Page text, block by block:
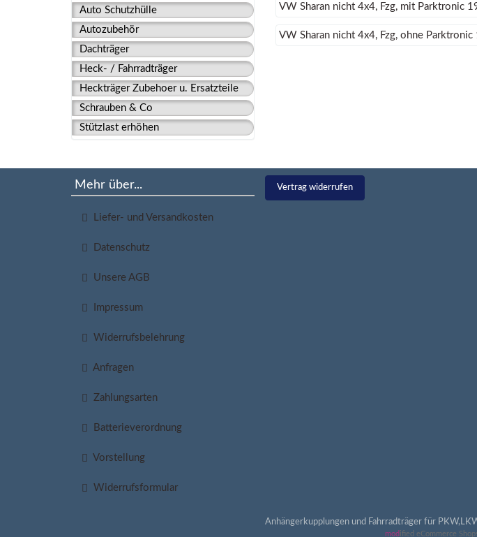
Auto Schutzhülle
Autozubehör
Dachträger
Heck- / Fahrradträger
Heckträger Zubehoer u. Ersatzteile
Schrauben & Co
Stützlast erhöhen
VW Sharan nicht 4x4, Fzg, mit Parktronic
VW Sharan nicht 4x4, Fzg, ohne
Mehr über...
Liefer- und Versandkosten
Datenschutz
Unsere AGB
Impressum
Widerrufsbelehrung
Anfragen
Zahlungsarten
Batterieverordnung
Vorstellung
Widerrufsformular
Vertrag widerrufen
Anhängerkupplungen und Fahrradträger für
mod ified eCommerce